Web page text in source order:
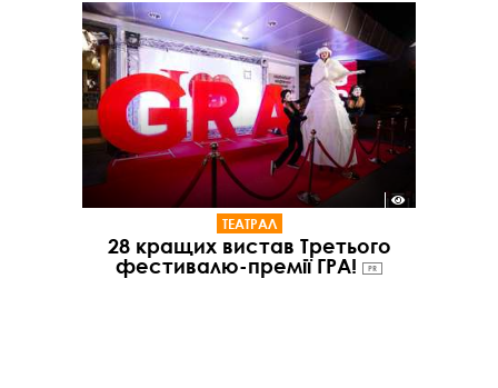
ТЕАТРАЛ
28 кращих вистав Третього
фестивалю-премії ГРА!
PR